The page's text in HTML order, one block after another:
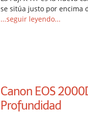
se sitúa justo por encima
...seguir leyendo...
Canon EOS
Profundidad